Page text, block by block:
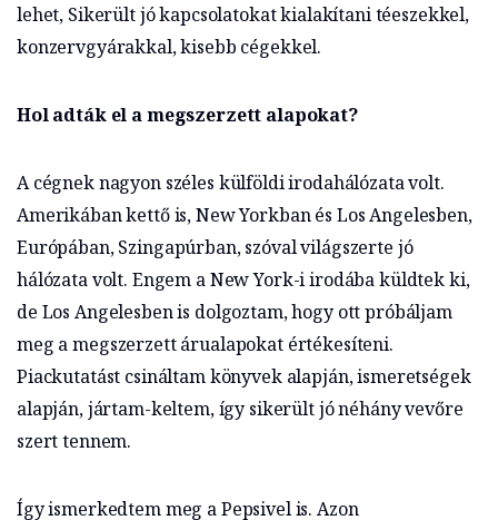
lehet, Sikerült jó kapcsolatokat kialakítani téeszekkel,
konzervgyárakkal, kisebb cégekkel.
Hol adták el a megszerzett alapokat?
A cégnek nagyon széles külföldi irodahálózata volt.
Amerikában kettő is, New Yorkban és Los Angelesben,
Európában, Szingapúrban, szóval világszerte jó
hálózata volt. Engem a New York-i irodába küldtek ki,
de Los Angelesben is dolgoztam, hogy ott próbáljam
meg a megszerzett árualapokat értékesíteni.
Piackutatást csináltam könyvek alapján, ismeretségek
alapján, jártam-keltem, így sikerült jó néhány vevőre
szert tennem.
Így ismerkedtem meg a Pepsivel is. Azon